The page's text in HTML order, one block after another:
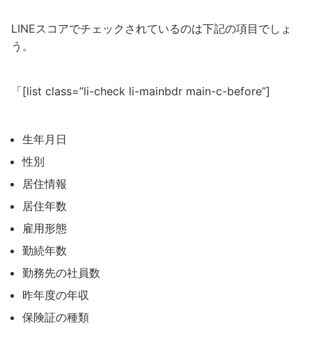
LINEスコアでチェックされているのは下記の項目でしょ
う。
「[list class=”li-check li-mainbdr main-c-before”]
生年月日
性別
居住情報
居住年数
雇用形態
勤続年数
勤務先の社員数
昨年度の年収
保険証の種類